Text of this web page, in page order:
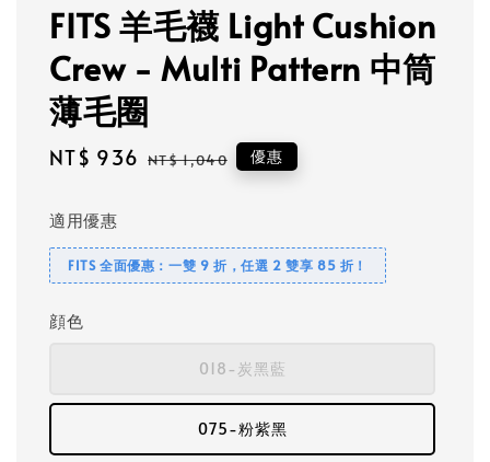
FITS 羊毛襪 Light Cushion
Crew - Multi Pattern 中筒
薄毛圈
Sale
NT$ 936 Regular
NT$ 1,040 優惠
適用優惠
FITS 全面優惠：一雙 9 折，任選 2 雙享 85 折！
顔色
018-炭黑藍
075-粉紫黑